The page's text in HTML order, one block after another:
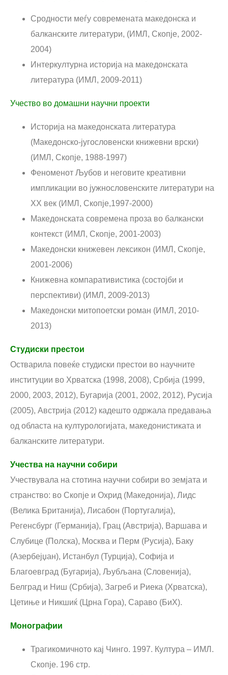
Сродности меѓу современата македонска и
балканските литератури, (ИМЛ, Скопје, 2002-
2004)
Интеркултурна историја на македонската
литература (ИМЛ, 2009-2011)
Учество во домашни научни проекти
Историја на македонската литература
(Македонско-југословенски книжевни врски)
(ИМЛ, Скопје, 1988-1997)
Феноменот Љубов и неговите креативни
импликации во јужнословенските литератури на
XX век (ИМЛ, Скопје,1997-2000)
Македонскaта современа проза во балкански
контекст (ИМЛ, Скопје, 2001-2003)
Македонски книжевен лексикон (ИМЛ, Скопје,
2001-2006)
Книжевна компаративистика (состојби и
перспективи) (ИМЛ, 2009-2013)
Македонски митопоетски роман (ИМЛ, 2010-
2013)
Студиски престои
Остварила повеќе студиски престои во научните
институции во Хрватска (1998, 2008), Србија (1999,
2000, 2003, 2012), Бугарија (2001, 2002, 2012), Русија
(2005), Австрија (2012) кадешто одржала предавања
од областа на културологијата, македонистиката и
балканските литератури.
Учества на научни собири
Учествувала на стотина научни собири во земјата и
странство: во Скопје и Охрид (Македонија), Лидс
(Велика Британија), Лисабон (Португалија),
Регенсбург (Германија), Грац (Австрија), Варшава и
Слубице (Полска), Москва и Перм (Русија), Баку
(Азербејџан), Истанбул (Турција), Софија и
Благоевград (Бугарија), Љубљана (Словенија),
Белград и Ниш (Србија), Загреб и Риека (Хрватска),
Цетиње и Никшиќ (Црна Гора), Сараво (БиХ).
Монографии
Трагикомичното кај Чинго. 1997. Култура – ИМЛ.
Скопје. 196 стр.